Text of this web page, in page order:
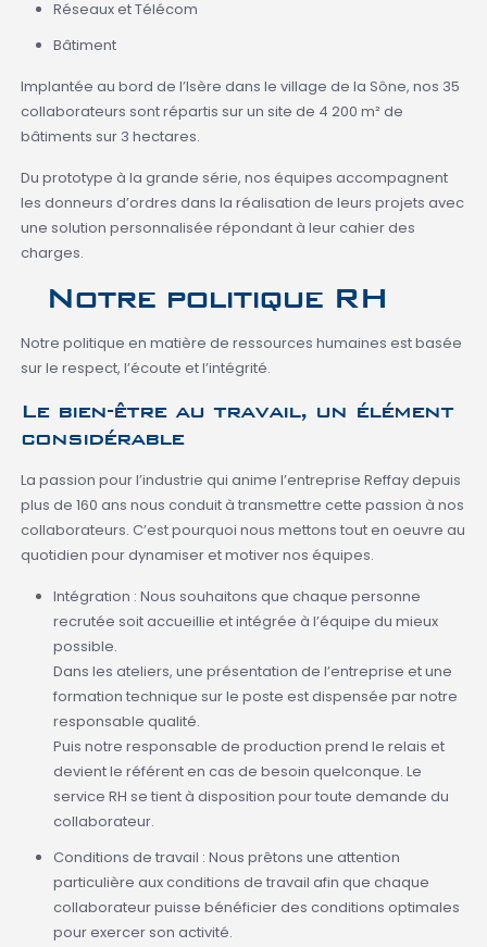
Réseaux et Télécom
Bâtiment
Implantée au bord de l’Isère dans le village de la Sône, nos 35
collaborateurs sont répartis sur un site de 4 200 m² de
bâtiments sur 3 hectares.
Du prototype à la grande série, nos équipes accompagnent
les donneurs d’ordres dans la réalisation de leurs projets avec
une solution personnalisée répondant à leur cahier des
charges.
Notre politique RH
Notre politique en matière de ressources humaines est basée
sur le respect, l’écoute et l’intégrité.
Le bien-être au travail, un élément
considérable
La passion pour l’industrie qui anime l’entreprise Reffay depuis
plus de 160 ans nous conduit à transmettre cette passion à nos
collaborateurs. C’est pourquoi nous mettons tout en oeuvre au
quotidien pour dynamiser et motiver nos équipes.
Intégration : Nous souhaitons que chaque personne
recrutée soit accueillie et intégrée à l’équipe du mieux
possible.
Dans les ateliers, une présentation de l’entreprise et une
formation technique sur le poste est dispensée par notre
responsable qualité.
Puis notre responsable de production prend le relais et
devient le référent en cas de besoin quelconque. Le
service RH se tient à disposition pour toute demande du
collaborateur.
Conditions de travail : Nous prêtons une attention
particulière aux conditions de travail afin que chaque
collaborateur puisse bénéficier des conditions optimales
pour exercer son activité.